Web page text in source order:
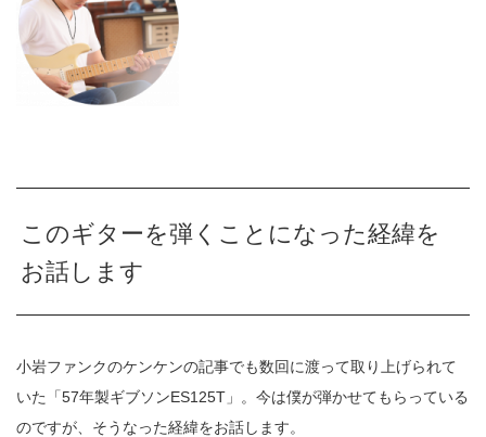
このギターを弾くことになった経緯を
お話します
小岩ファンクのケンケンの記事でも数回に渡って取り上げられて
いた「57年製ギブソンES125T」。今は僕が弾かせてもらっている
のですが、そうなった経緯をお話します。